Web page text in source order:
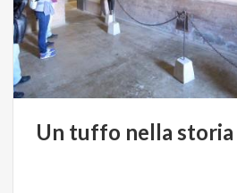
Un tuffo nella storia